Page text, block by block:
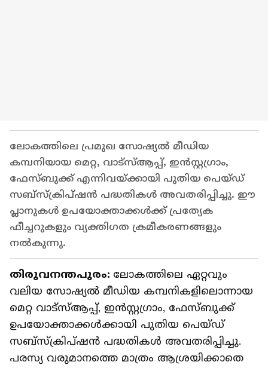
ലോകത്തിലെ പ്രമുഖ സോഷ്യൽ മീഡിയ
കമ്പനിയായ മെറ്റ, വാട്‌സ്ആപ്പ്, ഇൻസ്റ്റഗ്രാം,
ഫേസ്ബുക്ക് എന്നിവയ്ക്കായി പുതിയ പെയ്‌ഡ്
സബ്‍സ്‍ക്രിപ്ഷൻ പദ്ധതികൾ അവതരിപ്പിച്ചു. ഈ
പ്ലാനുകൾ ഉപയോക്താക്കൾക്ക് പ്രത്യേക
ഫീച്ചറുകളും വ്യക്തിഗത ക്രമീകരണങ്ങളും
നൽകുന്നു.
തിരുവനന്തപുരം: ലോകത്തിലെ ഏറ്റവും
വലിയ സോഷ്യൽ മീഡിയ കമ്പനികളിലൊന്നായ
മെറ്റ വാട്‌സ്ആപ്പ്, ഇൻസ്റ്റഗ്രാം, ഫേസ്ബുക്ക്
ഉപയോക്താക്കൾക്കായി പുതിയ പെയ്‌ഡ്
സബ്‍സ്‍ക്രിപ്ഷൻ പദ്ധതികൾ അവതരിപ്പിച്ചു.
പരസ്യ വരുമാനത്തെ മാത്രം ആശ്രയിക്കാതെ